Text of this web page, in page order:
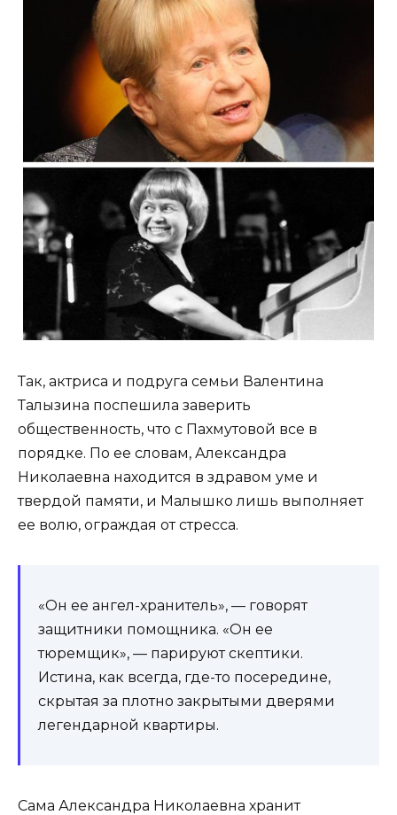
Так, актриса и подруга семьи Валентина
Талызина поспешила заверить
общественность, что с Пахмутовой все в
порядке. По ее словам, Александра
Николаевна находится в здравом уме и
твердой памяти, и Малышко лишь выполняет
ее волю, ограждая от стресса.
«Он ее ангел-хранитель», — говорят
защитники помощника. «Он ее
тюремщик», — парируют скептики.
Истина, как всегда, где-то посередине,
скрытая за плотно закрытыми дверями
легендарной квартиры.
Сама Александра Николаевна хранит